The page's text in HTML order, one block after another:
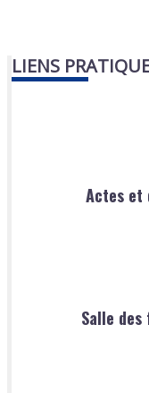
LIENS
Actes et
Salle